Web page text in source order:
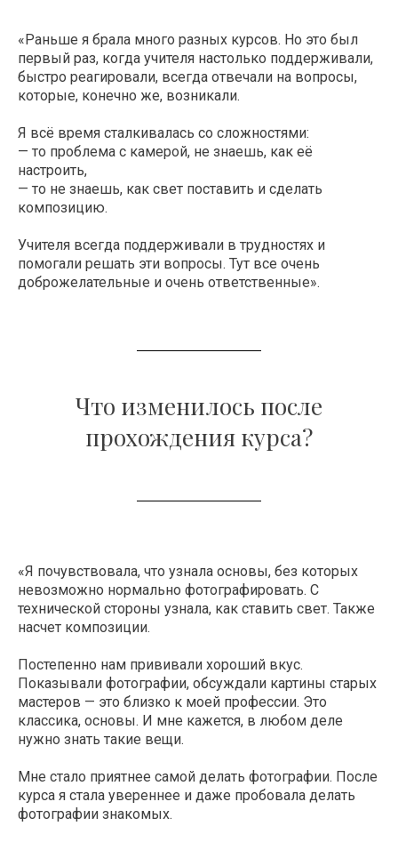
«Раньше я брала много разных курсов. Но это был
первый раз, когда учителя настолько поддерживали,
быстро реагировали, всегда отвечали на вопросы,
которые, конечно же, возникали.
Я всё время сталкивалась со сложностями:
— то проблема с камерой, не знаешь, как её
настроить,
— то не знаешь, как свет поставить и сделать
композицию.
Учителя всегда поддерживали в трудностях и
помогали решать эти вопросы. Тут все очень
доброжелательные и очень ответственные».
Что изменилось после
прохождения курса?
«Я почувствовала, что узнала основы, без которых
невозможно нормально фотографировать. С
технической стороны узнала, как ставить свет. Также
насчет композиции.
Постепенно нам прививали хороший вкус.
Показывали фотографии, обсуждали картины старых
мастеров — это близко к моей профессии. Это
классика, основы. И мне кажется, в любом деле
нужно знать такие вещи.
Мне стало приятнее самой делать фотографии. После
курса я стала увереннее и даже пробовала делать
фотографии знакомых.